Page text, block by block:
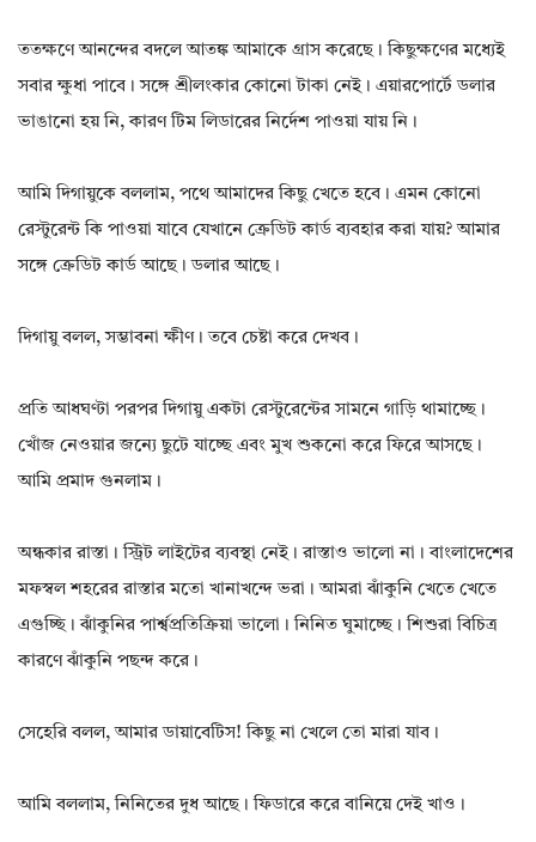
ততক্ষণে আনন্দের বদলে আতঙ্ক আমাকে গ্রাস করেছে। কিছুক্ষণের মধ্যেই
সবার ক্ষুধা পাবে। সঙ্গে শ্রীলংকার কোনো টাকা নেই। এয়ারপোর্টে ডলার
ভাঙানো হয় নি, কারণ টিম লিডারের নির্দেশ পাওয়া যায় নি।
আমি দিগায়ুকে বললাম, পথে আমাদের কিছু খেতে হবে। এমন কোনো
রেস্টুরেন্ট কি পাওয়া যাবে যেখানে ক্রেডিট কার্ড ব্যবহার করা যায়? আমার
সঙ্গে ক্রেডিট কার্ড আছে। ডলার আছে।
দিগায়ু বলল, সম্ভাবনা ক্ষীণ। তবে চেষ্টা করে দেখব।
প্রতি আধঘণ্টা পরপর দিগায়ু একটা রেস্টুরেন্টের সামনে গাড়ি থামাচ্ছে।
খোঁজ নেওয়ার জন্যে ছুটে যাচ্ছে এবং মুখ শুকনো করে ফিরে আসছে।
আমি প্রমাদ গুনলাম।
অন্ধকার রাস্তা। স্ট্রিট লাইটের ব্যবস্থা নেই। রাস্তাও ভালো না। বাংলাদেশের
মফস্বল শহরের রাস্তার মতো খানাখন্দে ভরা। আমরা ঝাঁকুনি খেতে খেতে
এগুচ্ছি। ঝাঁকুনির পার্শ্বপ্রতিক্রিয়া ভালো। নিনিত ঘুমাচ্ছে। শিশুরা বিচিত্র
কারণে ঝাঁকুনি পছন্দ করে।
সেহেরি বলল, আমার ডায়াবেটিস! কিছু না খেলে তো মারা যাব।
আমি বললাম, নিনিতের দুধ আছে। ফিডারে করে বানিয়ে দেই খাও।